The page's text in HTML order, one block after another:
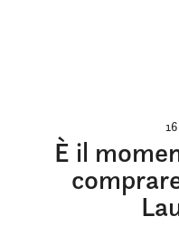
È il